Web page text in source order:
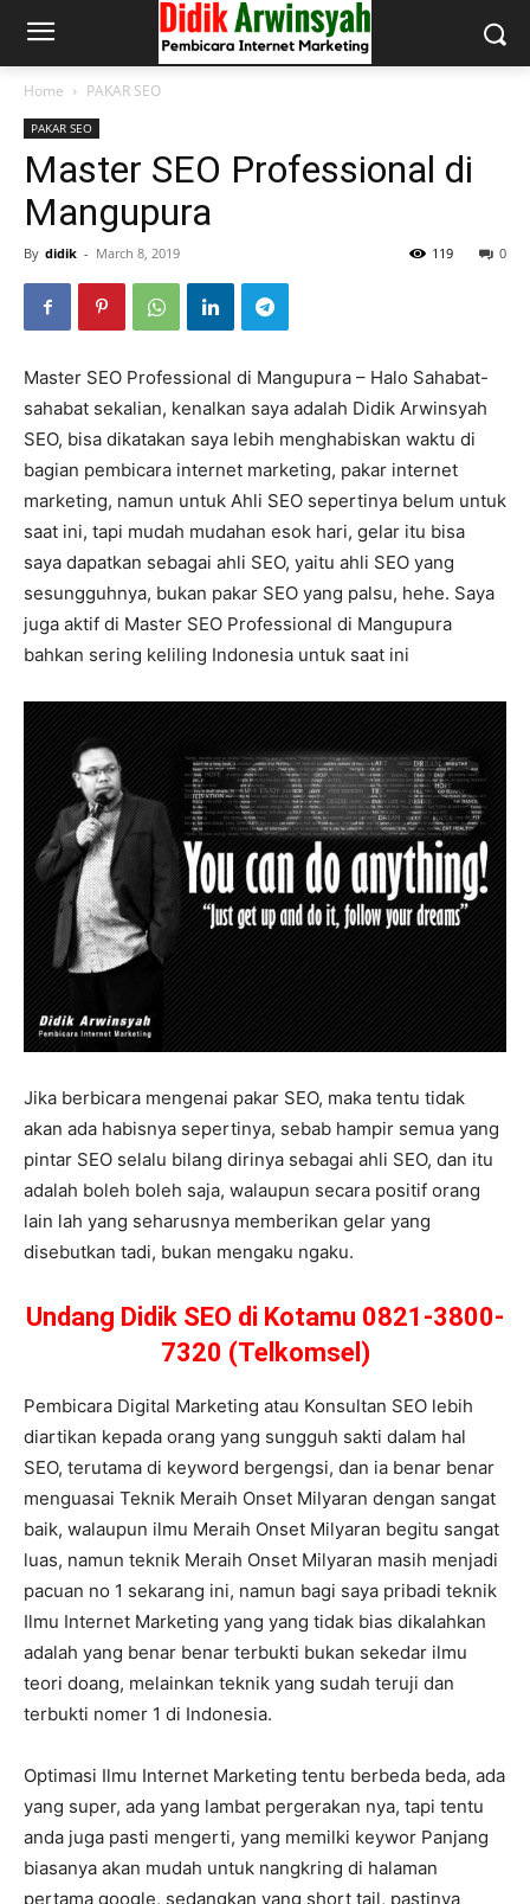
Home PAKAR SEO
PAKAR SEO
Master SEO Professional di
Mangupura
By didik - March 8, 2019 0
119
Master SEO Professional di Mangupura – Halo Sahabat-
sahabat sekalian, kenalkan saya adalah Didik Arwinsyah
SEO, bisa dikatakan saya lebih menghabiskan waktu di
bagian pembicara internet marketing, pakar internet
marketing, namun untuk Ahli SEO sepertinya belum untuk
saat ini, tapi mudah mudahan esok hari, gelar itu bisa
saya dapatkan sebagai ahli SEO, yaitu ahli SEO yang
sesungguhnya, bukan pakar SEO yang palsu, hehe. Saya
juga aktif di Master SEO Professional di Mangupura
bahkan sering keliling Indonesia untuk saat ini
Jika berbicara mengenai pakar SEO, maka tentu tidak
akan ada habisnya sepertinya, sebab hampir semua yang
pintar SEO selalu bilang dirinya sebagai ahli SEO, dan itu
adalah boleh boleh saja, walaupun secara positif orang
lain lah yang seharusnya memberikan gelar yang
disebutkan tadi, bukan mengaku ngaku.
Undang Didik SEO di Kotamu 0821-3800-
7320 (Telkomsel)
Pembicara Digital Marketing atau Konsultan SEO lebih
diartikan kepada orang yang sungguh sakti dalam hal
SEO, terutama di keyword bergengsi, dan ia benar benar
menguasai Teknik Meraih Onset Milyaran dengan sangat
baik, walaupun ilmu Meraih Onset Milyaran begitu sangat
luas, namun teknik Meraih Onset Milyaran masih menjadi
pacuan no 1 sekarang ini, namun bagi saya pribadi teknik
Ilmu Internet Marketing yang yang tidak bias dikalahkan
adalah yang benar benar terbukti bukan sekedar ilmu
teori doang, melainkan teknik yang sudah teruji dan
terbukti nomer 1 di Indonesia.
Optimasi Ilmu Internet Marketing tentu berbeda beda, ada
yang super, ada yang lambat pergerakan nya, tapi tentu
anda juga pasti mengerti, yang memilki keywor Panjang
biasanya akan mudah untuk nangkring di halaman
pertama google, sedangkan yang short tail, pastinya